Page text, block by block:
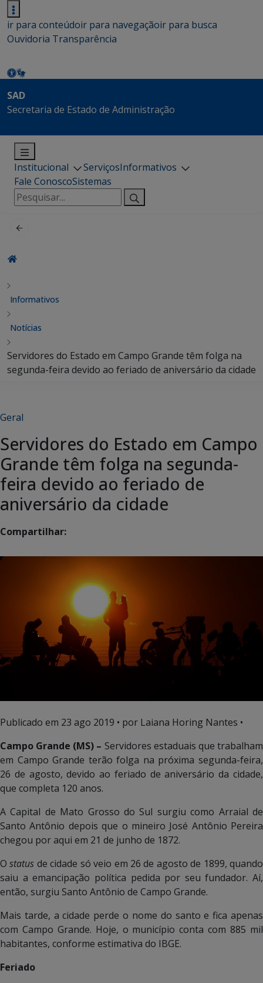
ir para conteúdoir para navegaçãoir para busca
Ouvidoria Transparência
SAD
Secretaria de Estado de Administração
Institucional ServiçosInformativos
Fale ConoscoSistemas
Pesquisar
por:
Informativos
Notícias
Servidores do Estado em Campo Grande têm folga na
segunda-feira devido ao feriado de aniversário da cidade
Geral
Servidores do Estado em Campo
Grande têm folga na segunda-
feira devido ao feriado de
aniversário da cidade
Compartilhar:
Publicado em 23 ago 2019 • por Laiana Horing Nantes •
Campo Grande (MS) – Servidores estaduais que trabalham
em Campo Grande terão folga na próxima segunda-feira,
26 de agosto, devido ao feriado de aniversário da cidade,
que completa 120 anos.
A Capital de Mato Grosso do Sul surgiu como Arraial de
Santo Antônio depois que o mineiro José Antônio Pereira
chegou por aqui em 21 de junho de 1872.
Ostatus de cidade só veio em 26 de agosto de 1899, quando
saiu a emancipação política pedida por seu fundador. Aí,
então, surgiu Santo Antônio de Campo Grande.
Mais tarde, a cidade perde o nome do santo e fica apenas
com Campo Grande. Hoje, o município conta com 885 mil
habitantes, conforme estimativa do IBGE.
Feriado